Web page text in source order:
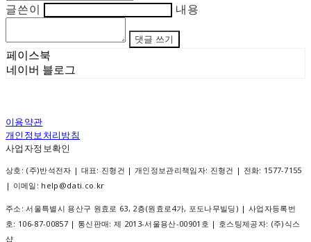
글쓴이 내용
댓글 쓰기
페이스북
네이버 블로그
이용약관
개인정보처리방침
사업자정보확인
상호: (주)반석전자 | 대표: 진형건 | 개인정보관리책임자: 진형건 | 전화: 1577-7155
| 이메일: help@dati.co.kr
주소: 서울특별시 용산구 원효로 63, 2층(원효로4가, 포도나무빌딩) | 사업자등록번
호: 106-87-00857| 통신판매: 제 2013-서울용산-00901호 | 호스팅제공자: (주)식스
샵